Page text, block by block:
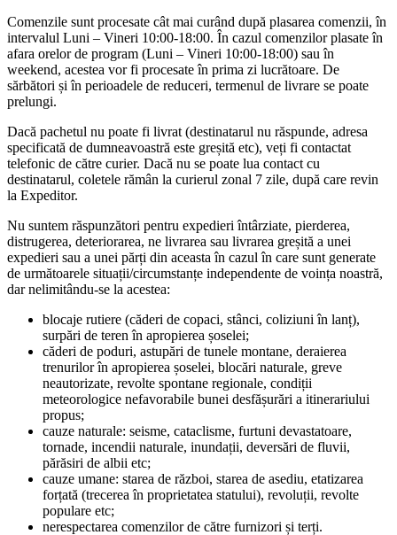
Comenzile sunt procesate cât mai curând după plasarea comenzii, în
intervalul Luni – Vineri 10:00-18:00. În cazul comenzilor plasate în
afara orelor de program (Luni – Vineri 10:00-18:00) sau în
weekend, acestea vor fi procesate în prima zi lucrătoare. De
sărbători și în perioadele de reduceri, termenul de livrare se poate
prelungi.
Dacă pachetul nu poate fi livrat (destinatarul nu răspunde, adresa
specificată de dumneavoastră este greșită etc), veți fi contactat
telefonic de către curier. Dacă nu se poate lua contact cu
destinatarul, coletele rămân la curierul zonal 7 zile, după care revin
la Expeditor.
Nu suntem răspunzători pentru expedieri întârziate, pierderea,
distrugerea, deteriorarea, ne livrarea sau livrarea greșită a unei
expedieri sau a unei părți din aceasta în cazul în care sunt generate
de următoarele situații/circumstanțe independente de voința noastră,
dar nelimitându-se la acestea:
blocaje rutiere (căderi de copaci, stânci, coliziuni în lanț),
surpări de teren în apropierea șoselei;
căderi de poduri, astupări de tunele montane, deraierea
trenurilor în apropierea șoselei, blocări naturale, greve
neautorizate, revolte spontane regionale, condiții
meteorologice nefavorabile bunei desfășurări a itinerariului
propus;
cauze naturale: seisme, cataclisme, furtuni devastatoare,
tornade, incendii naturale, inundații, deversări de fluvii,
părăsiri de albii etc;
cauze umane: starea de război, starea de asediu, etatizarea
forțată (trecerea în proprietatea statului), revoluții, revolte
populare etc;
nerespectarea comenzilor de către furnizori și terți.